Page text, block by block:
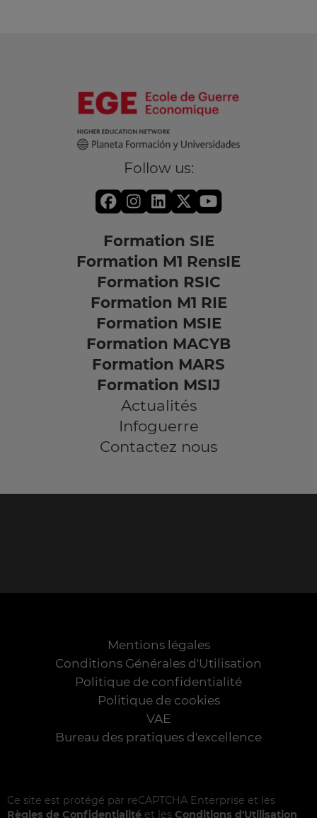
Follow us:
Formation SIE
Formation M1 RensIE
Formation RSIC
Formation M1 RIE
Formation MSIE
Formation MACYB
Formation MARS
Formation MSIJ
Actualités
Infoguerre
Contactez nous
Mentions légales
Conditions Générales d'Utilisation
Politique de confidentialité
Politique de cookies
VAE
Bureau des pratiques d'excellence
Ce site est protégé par reCAPTCHA Enterprise et les
Règles de Confidentialité et les Conditions d'Utilisation